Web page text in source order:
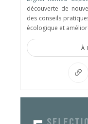
découverte de
des conseils
écologique et
À